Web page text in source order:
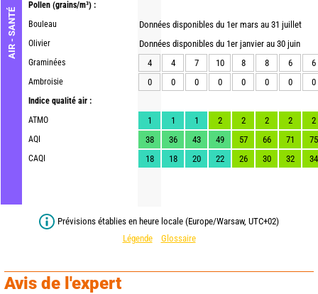
AIR - SANTÉ
Pollen (grains/m³) :
Bouleau
Olivier
Graminées
Ambroisie
Indice qualité air :
ATMO
AQI
CAQI
Données disponibles du 1er mars au 31 juillet
Données disponibles du 1er janvier au 30 juin
4
4 7 10 8 8 6
6
0
0 0 0 0 0 0 0
1 1 1 2 2 2 2
2
38
36 43 49 57 66 71
75
18
18 20 22 26 30 32 34
Prévisions établies en heure locale (Europe/Warsaw, UTC+02)
Légende
Glossaire
Avis de l'expert